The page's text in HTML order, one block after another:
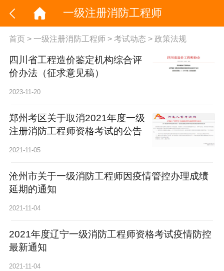
一级注册消防工程师
首页> 一级注册消防工程师> 考试动态 > 政策法规
四川省工程造价鉴定机构综合评
价办法（征求意见稿）
2023-11-20
郑州考区关于取消2021年度一级
注册消防工程师资格考试的公告
2021-11-05
沧州市关于一级消防工程师因疫情管控办理成绩
延期的通知
2021-11-04
2021年度辽宁一级消防工程师资格考试疫情防控
最新通知
2021-11-04